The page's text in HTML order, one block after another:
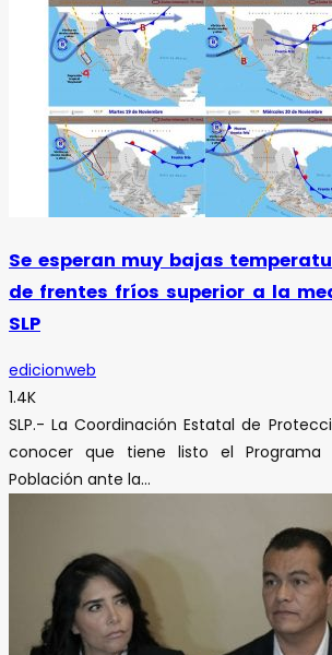
Se esperan muy bajas
de frentes fríos superior a la
SLP
edicionweb
1.4K
SLP.- La Coordinación Estatal de
conocer que tiene listo el
Población ante la...